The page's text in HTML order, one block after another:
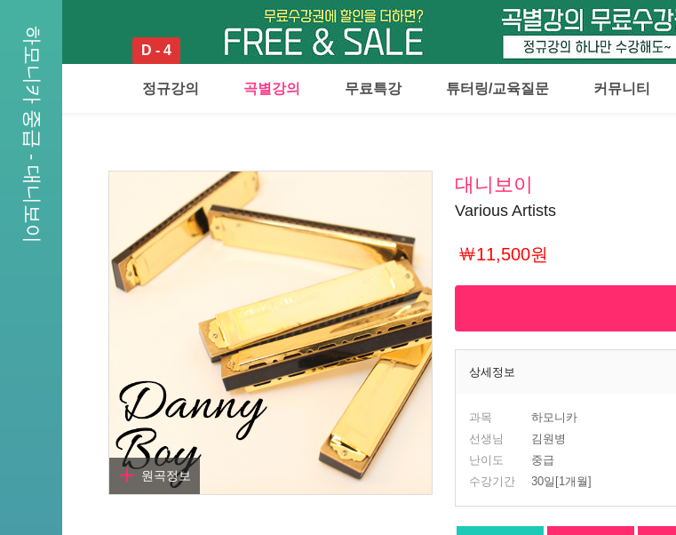
D - 4
정규강의 곡별강의 무료특강 튜터링/교육질문 커뮤니티
하모니카 중급 - 대니보이
원곡정보
대니보이
Various Artists
￦11,500원
상세정보
과목
하모니카
선생님
김원병
난이도
중급
수강기간
30일[1개월]